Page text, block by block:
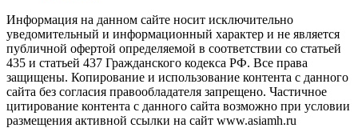
Информация на данном сайте носит исключительно
уведомительный и информационный характер и не является
публичной офертой определяемой в соответствии со статьей
435 и статьей 437 Гражданского кодекса РФ. Все права
защищены. Копирование и использование контента с данного
сайта без согласия правообладателя запрещено. Частичное
цитирование контента с данного сайта возможно при условии
размещения активной ссылки на сайт www.asiamh.ru